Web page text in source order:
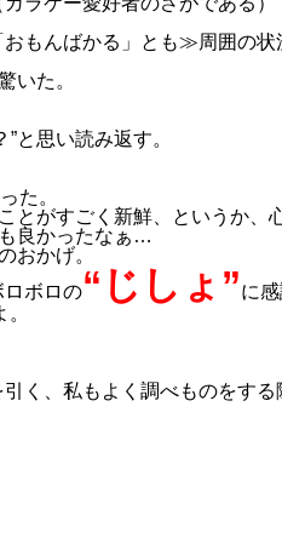
もんばかる」とも≫周囲の状
いた。
と思い読み返す。
た。
とがすごく新鮮、というか、
良かったなぁ…
おかげ。
ロボロの“じしょ”に感
く、私もよく調べものをす